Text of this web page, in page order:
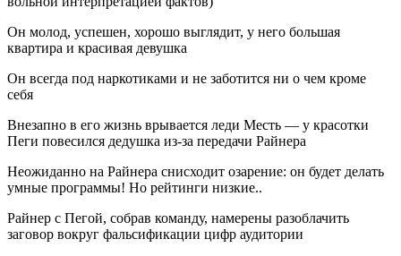
Он молод, успешен, хорошо выглядит, у него большая
квартира и красивая девушка
Он всегда под наркотиками и не заботится ни о чем кроме
себя
Внезапно в его жизнь врывается леди Месть — у красотки
Пеги повесился дедушка из-за передачи Райнера
Неожиданно на Райнера снисходит озарение: он будет делать
умные программы! Но рейтинги низкие..
Райнер с Пегой, собрав команду, намерены разоблачить
заговор вокруг фальсификации цифр аудитории